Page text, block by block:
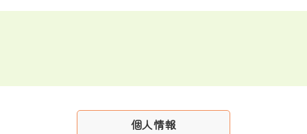
個人情報